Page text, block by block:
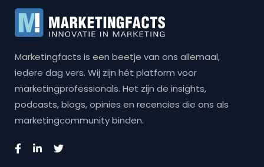
Marketingfacts is een beetje van ons allemaal,
iedere dag vers. Wij zijn hét platform voor
marketingprofessionals. Het zijn de insights,
podcasts, blogs, opinies en recencies die ons als
marketingcommunity binden.